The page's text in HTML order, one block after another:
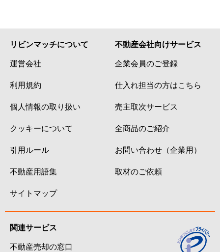
リビンマッチについて
運営会社
利用規約
個人情報の取り扱い
クッキーについて
引用ルール
不動産用語集
サイトマップ
不動産会社向けサービス
企業会員のご登録
仕入れ担当の方はこちら
売主取次サービス
全商品のご紹介
お問い合わせ（企業用）
取材のご依頼
関連サービス
不動産売却の窓口